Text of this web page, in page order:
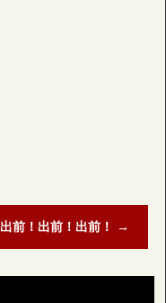
出前！出前！出前！ →